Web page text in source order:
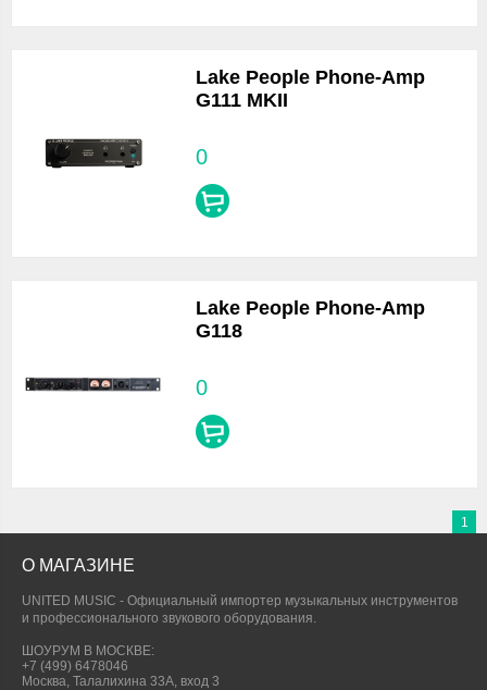
Lake People Phone-Amp
G111 MKII
0
Lake People Phone-Amp
G118
0
1
О МАГАЗИНЕ
UNITED MUSIC - Официальный импортер музыкальных инструментов
и профессионального звукового оборудования.
ШОУРУМ В МОСКВЕ:
+7 (499) 6478046
Москва, Талалихина 33А, вход 3